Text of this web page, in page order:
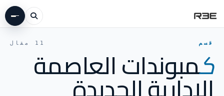
المجلة كمبوندات العاصمة الإدارية الجديدة
قسم 11 مقال
كمبوندات العاصمة
الإدارية الجديدة